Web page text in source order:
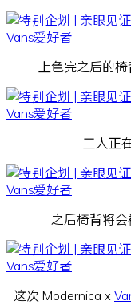
上色完之后的
工人正
之后椅背将
这次 Modernica x